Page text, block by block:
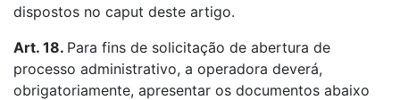
dispostos no caput deste artigo.
Art. 18. Para fins de solicitação de abertura de
processo administrativo, a operadora deverá,
obrigatoriamente, apresentar os documentos abaixo